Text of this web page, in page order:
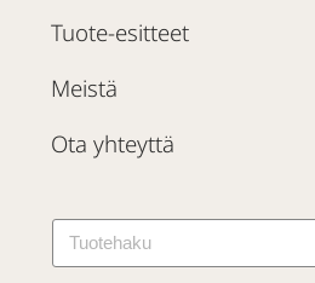
Tuote-esitteet
Meistä
Ota yhteyttä